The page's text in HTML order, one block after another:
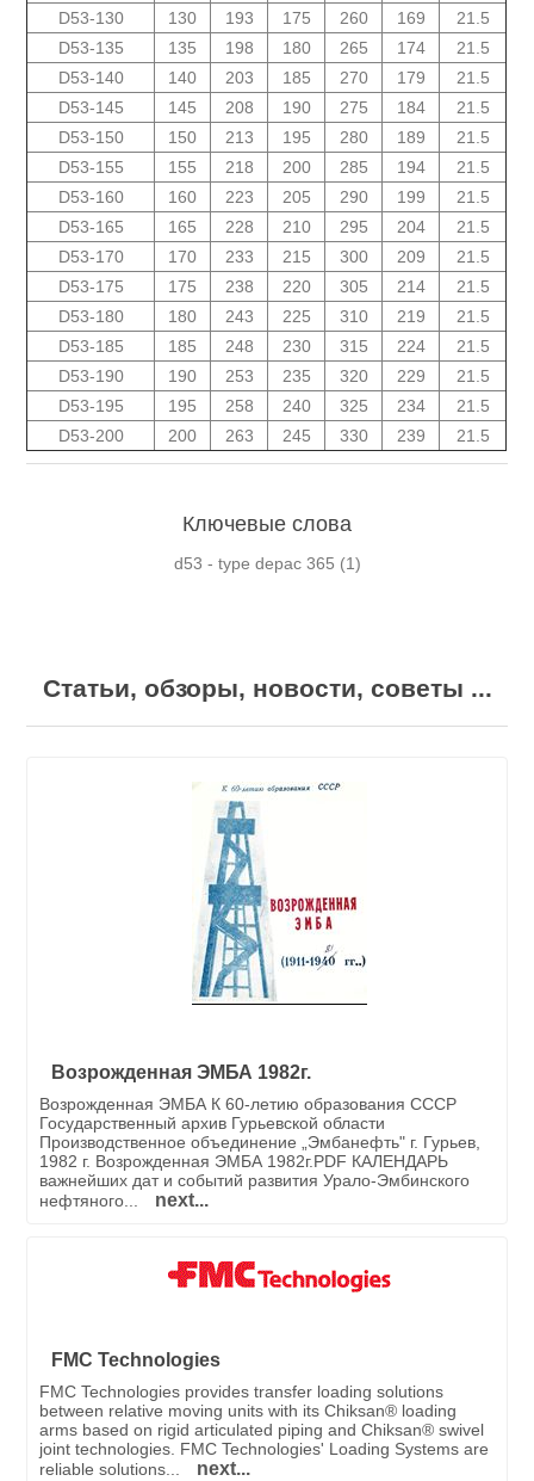
D53-130
130 193 175 260 169
21.5
D53-135
135 198 180 265 174
21.5
D53-140
140 203 185 270 179
21.5
D53-145
145 208 190 275 184
21.5
D53-150
150 213 195 280 189
21.5
D53-155
155 218 200 285 194
21.5
D53-160
160 223 205 290 199
21.5
D53-165
165 228 210 295 204
21.5
D53-170
170 233 215 300 209
21.5
D53-175
175 238 220 305 214
21.5
D53-180
180 243 225 310 219
21.5
D53-185
185 248 230 315 224
21.5
D53-190
190 253 235 320 229
21.5
D53-195
195 258 240 325 234
21.5
D53-200
200 263 245 330 239 21.5
Ключевые слова
d53 - type depac 365 (1)
Статьи, обзоры, новости, советы ...
Возрожденная ЭМБА 1982г.
Возрожденная ЭМБА К 60-летию образования СССР
Государственный архив Гурьевской области
Производственное объединение „Эмбанефть" г. Гурьев,
1982 г. Возрожденная ЭМБА 1982г.PDF КАЛЕНДАРЬ
важнейших дат и событий развития Урало-Эмбинского
нефтяного...
next...
FMC Technologies
FMC Technologies provides transfer loading solutions
between relative moving units with its Chiksan® loading
arms based on rigid articulated piping and Chiksan® swivel
joint technologies. FMC Technologies' Loading Systems are
reliable solutions...
next...